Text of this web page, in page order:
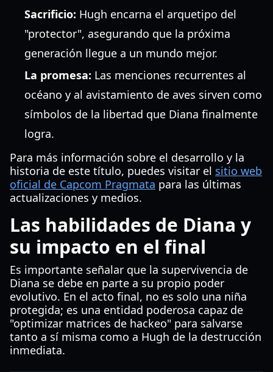
Sacrificio: Hugh encarna el arquetipo del
"protector", asegurando que la próxima
generación llegue a un mundo mejor.
La promesa: Las menciones recurrentes al
océano y al avistamiento de aves sirven como
símbolos de la libertad que Diana finalmente
logra.
Para más información sobre el desarrollo y la
historia de este título, puedes visitar el sitio web
oficial de Capcom Pragmata para las últimas
actualizaciones y medios.
Las habilidades de Diana y
su impacto en el final
Es importante señalar que la supervivencia de
Diana se debe en parte a su propio poder
evolutivo. En el acto final, no es solo una niña
protegida; es una entidad poderosa capaz de
"optimizar matrices de hackeo" para salvarse
tanto a sí misma como a Hugh de la destrucción
inmediata.